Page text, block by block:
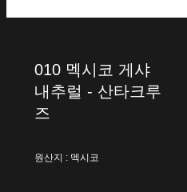
010 멕시코 게샤
내추럴 - 산타크루
즈
원산지 : 멕시코